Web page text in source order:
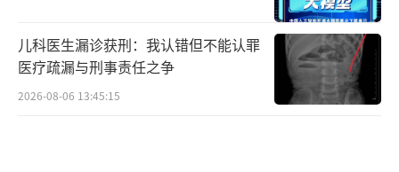
儿科医生漏诊获刑：我认错但不能认罪
医疗疏漏与刑事责任之争
2026-08-06 13:45:15